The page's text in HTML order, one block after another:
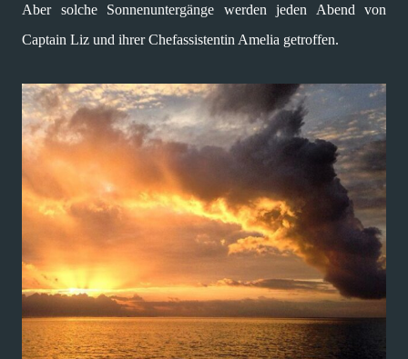
Aber solche Sonnenuntergänge werden jeden Abend von
Captain Liz und ihrer Chefassistentin Amelia getroffen.